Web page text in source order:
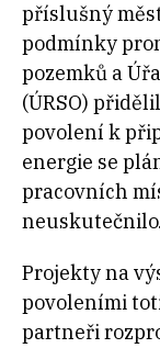
příslušný
podmínky
pozemků a
(ÚRSO)
povolení k
energie se
pracovních
neuskutečnilo.
Projekty na
povoleními
partneři